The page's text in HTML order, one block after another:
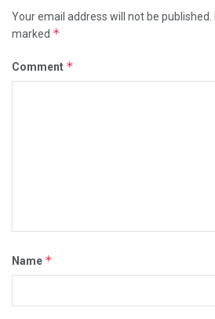
Your email address will not be published.
marked *
Comment *
Name *